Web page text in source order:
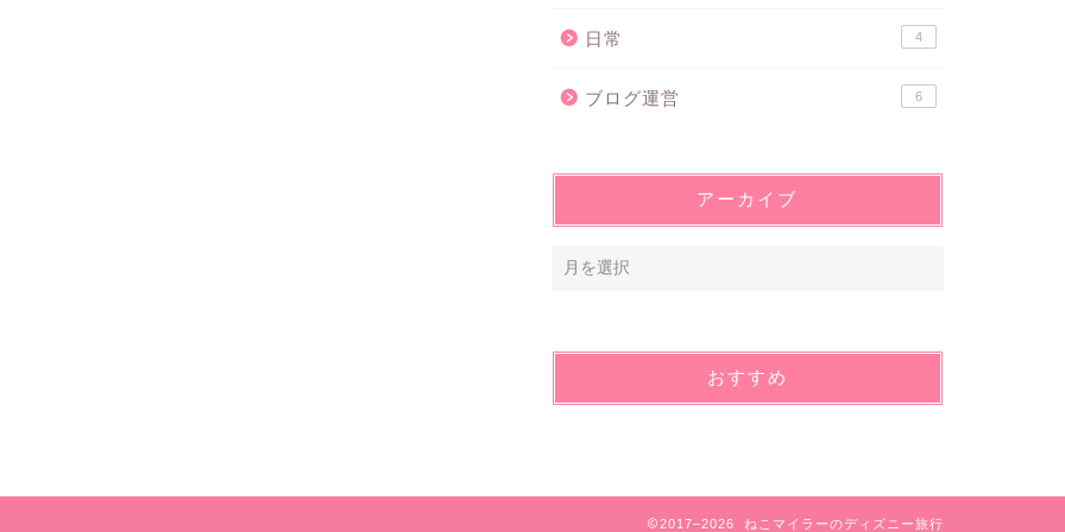
日常 4
ブログ運営 6
アーカイブ
おすすめ
2017–2026 ねこマイラーのディズニー旅行